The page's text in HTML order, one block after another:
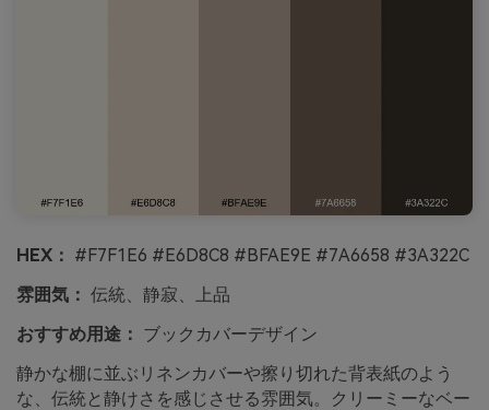
HEX： #F7F1E6 #E6D8C8 #BFAE9E #7A6658 #3A322C
雰囲気： 伝統、静寂、上品
おすすめ用途： ブックカバーデザイン
静かな棚に並ぶリネンカバーや擦り切れた背表紙のよう
な、伝統と静けさを感じさせる雰囲気。クリーミーなベー